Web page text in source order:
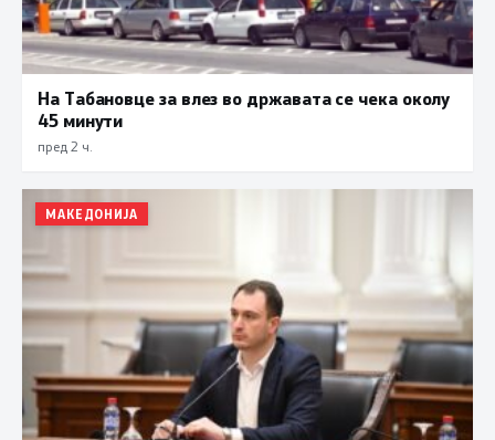
На Табановце за влез во државата се чека околу
45 минути
пред 2 ч.
МАКЕДОНИЈА